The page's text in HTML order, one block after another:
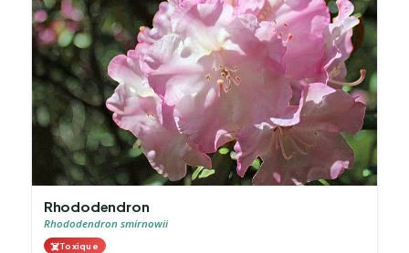
Rhododendron
Rhododendron smirnowii
☠️Toxique